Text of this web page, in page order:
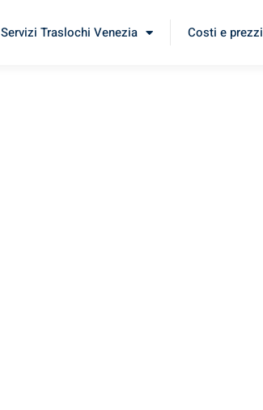
Servizi Traslochi Venezia Costi e prezzi